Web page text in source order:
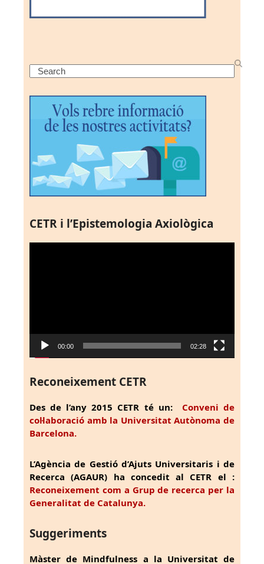
Search
CETR i l’Epistemologia Axiològica
00:00 02:28
Reconeixement CETR
Des de l’any 2015 CETR té un: Conveni de
col·laboració amb la Universitat Autònoma de
Barcelona.
L’Agència de Gestió d’Ajuts Universitaris i de
Recerca (AGAUR) ha concedit al CETR el :
Reconeixement com a Grup de recerca per la
Generalitat de Catalunya.
Suggeriments
Màster de Mindfulness a la Universitat de